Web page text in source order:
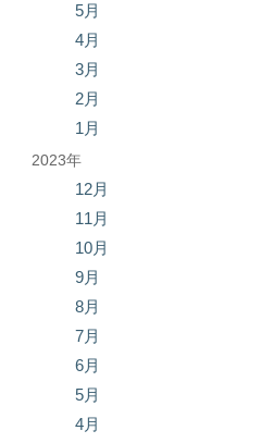
5月
4月
3月
2月
1月
2023年
12月
11月
10月
9月
8月
7月
6月
5月
4月